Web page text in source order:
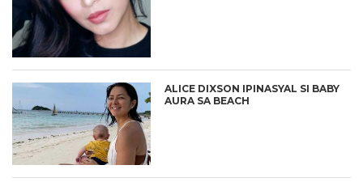
ALICE DIXSON IPINASYAL SI BABY
AURA SA BEACH